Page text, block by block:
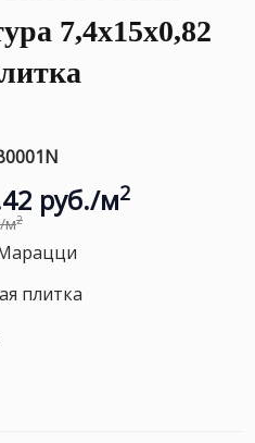
7,4x15x0,82
руб./м2
м2
плитка